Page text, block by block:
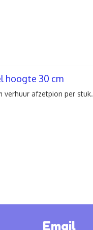
hoogte 30 cm
verhuur afzetpion per stuk.
Email